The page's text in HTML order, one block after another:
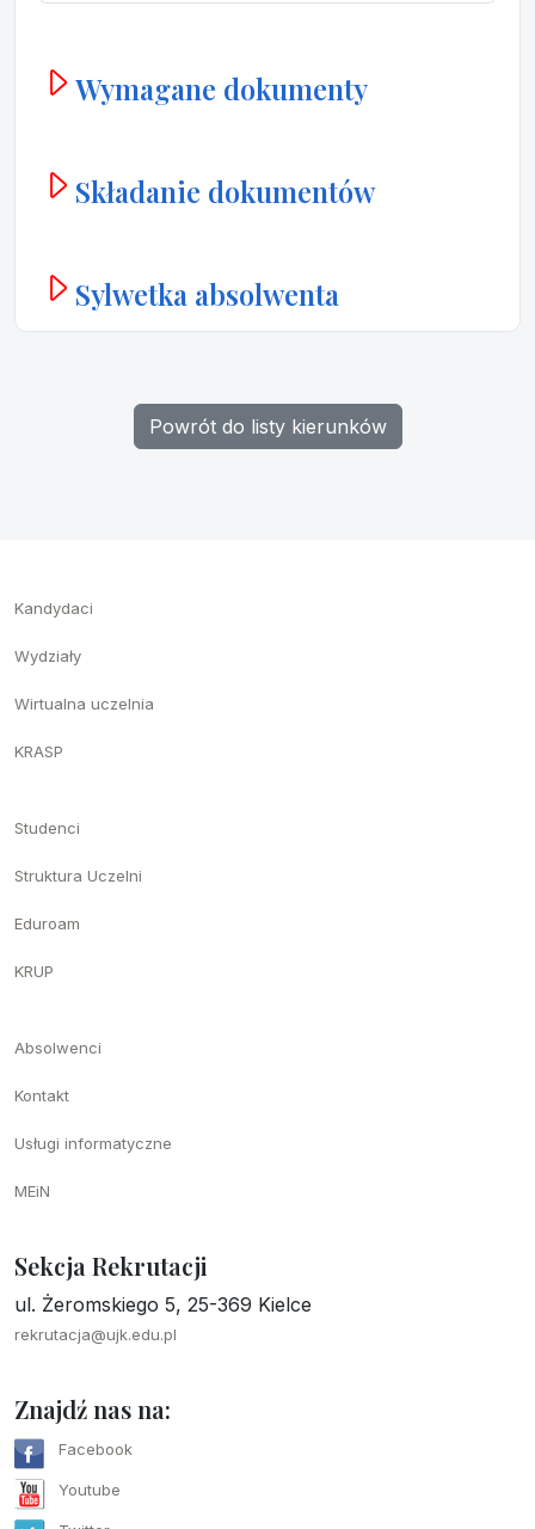
Wymagane dokumenty
Składanie dokumentów
Sylwetka absolwenta
Powrót do listy kierunków
Kandydaci
Wydziały
Wirtualna uczelnia
KRASP
Studenci
Struktura Uczelni
Eduroam
KRUP
Absolwenci
Kontakt
Usługi informatyczne
MEiN
Sekcja Rekrutacji
ul. Żeromskiego 5, 25-369 Kielce
rekrutacja@ujk.edu.pl
Znajdź nas na:
Facebook
Youtube